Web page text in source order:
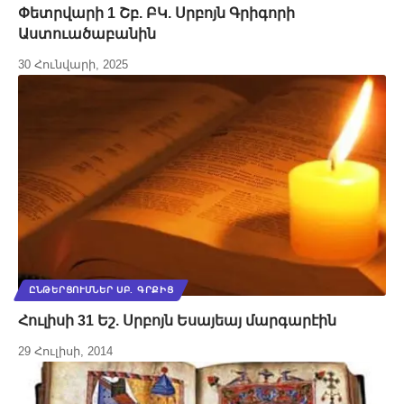
Փետրվարի 1 Շբ. ԲԿ. Սրբոյն Գրիգորի
Աստուածաբանին
30 Հունվարի, 2025
ԸՆԹԵՐՑՈՒՄՆԵՐ ՍԲ. ԳՐՔԻՑ
Հուլիսի 31 Եշ. Սրբոյն Եսայեայ մարգարէին
29 Հուլիսի, 2014